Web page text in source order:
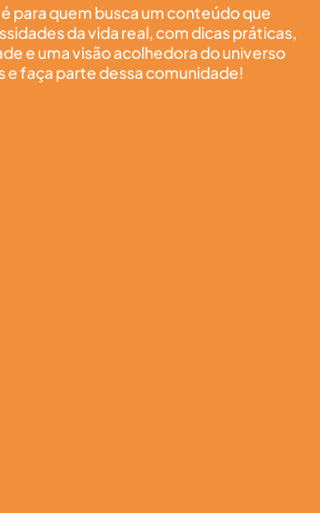
para quem busca um conteúdo que
da vida real, com dicas práticas,
e uma visão acolhedora do universo
e faça parte dessa comunidade!